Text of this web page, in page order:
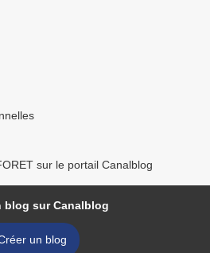
sur le portail Canalblog
blog sur Canalblog
un blog